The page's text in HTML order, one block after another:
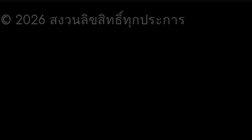
2026 สงวนลิขสิทธิ์ทุกประการ